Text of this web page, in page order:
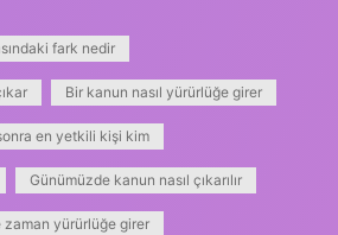
fark nedir
Bir kanun nasıl yürürlüğe girer
en yetkili kişi kim
Günümüzde kanun nasıl çıkarılır
yürürlüğe girer